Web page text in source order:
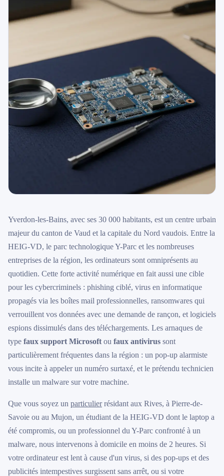
Yverdon-les-Bains, avec ses 30 000 habitants, est un centre urbain
majeur du canton de Vaud et la capitale du Nord vaudois. Entre la
HEIG-VD, le parc technologique Y-Parc et les nombreuses
entreprises de la région, les ordinateurs sont omniprésents au
quotidien. Cette forte activité numérique en fait aussi une cible
pour les cybercriminels : phishing ciblé, virus en informatique
propagés via les boîtes mail professionnelles, ransomwares qui
verrouillent vos données avec une demande de rançon, et logiciels
espions dissimulés dans des téléchargements. Les arnaques de
type faux support Microsoft ou faux antivirus sont
particulièrement fréquentes dans la région : un pop-up alarmiste
vous incite à appeler un numéro surtaxé, et le prétendu technicien
installe un malware sur votre machine.
Que vous soyez un particulierrésidant aux Rives, à Pierre-de-
Savoie ou au Mujon, un étudiant de la HEIG-VD dont le laptop a
été compromis, ou un professionnel du Y-Parc confronté à un
malware, nous intervenons à domicile en moins de 2 heures. Si
votre ordinateur est lent à cause d'un virus, si des pop-ups et des
publicités intempestives surgissent sans arrêt, ou si votre